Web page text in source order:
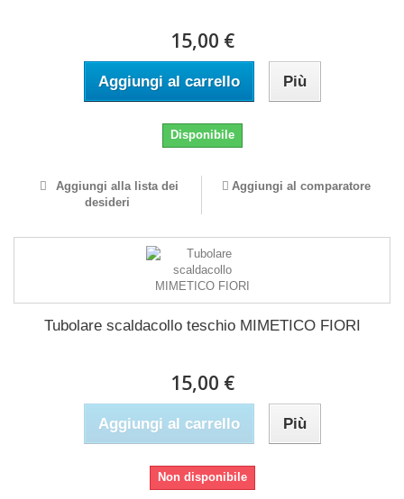
15,00 €
Aggiungi al carrello Più
Disponibile
Aggiungi alla lista dei
desideri
Aggiungi al comparatore
Tubolare scaldacollo teschio MIMETICO FIORI
15,00 €
Aggiungi al carrello Più
Non disponibile